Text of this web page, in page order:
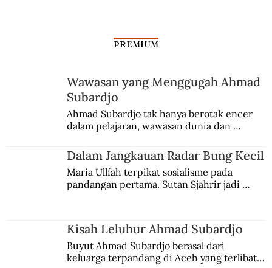
Mantra Sakti Sang Dalang Wayang
PREMIUM
Wawasan yang Menggugah Ahmad
Subardjo
Ahmad Subardjo tak hanya berotak encer
dalam pelajaran, wawasan dunia dan
Jules Verne, Multatuli, hingga Sun Yat-sen.
Dalam Jangkauan Radar Bung Kecil
Maria Ullfah terpikat sosialisme pada
pandangan pertama. Sutan Sjahrir jadi
Kisah Leluhur Ahmad Subardjo
Buyut Ahmad Subardjo berasal dari
keluarga terpandang di Aceh yang terlibat